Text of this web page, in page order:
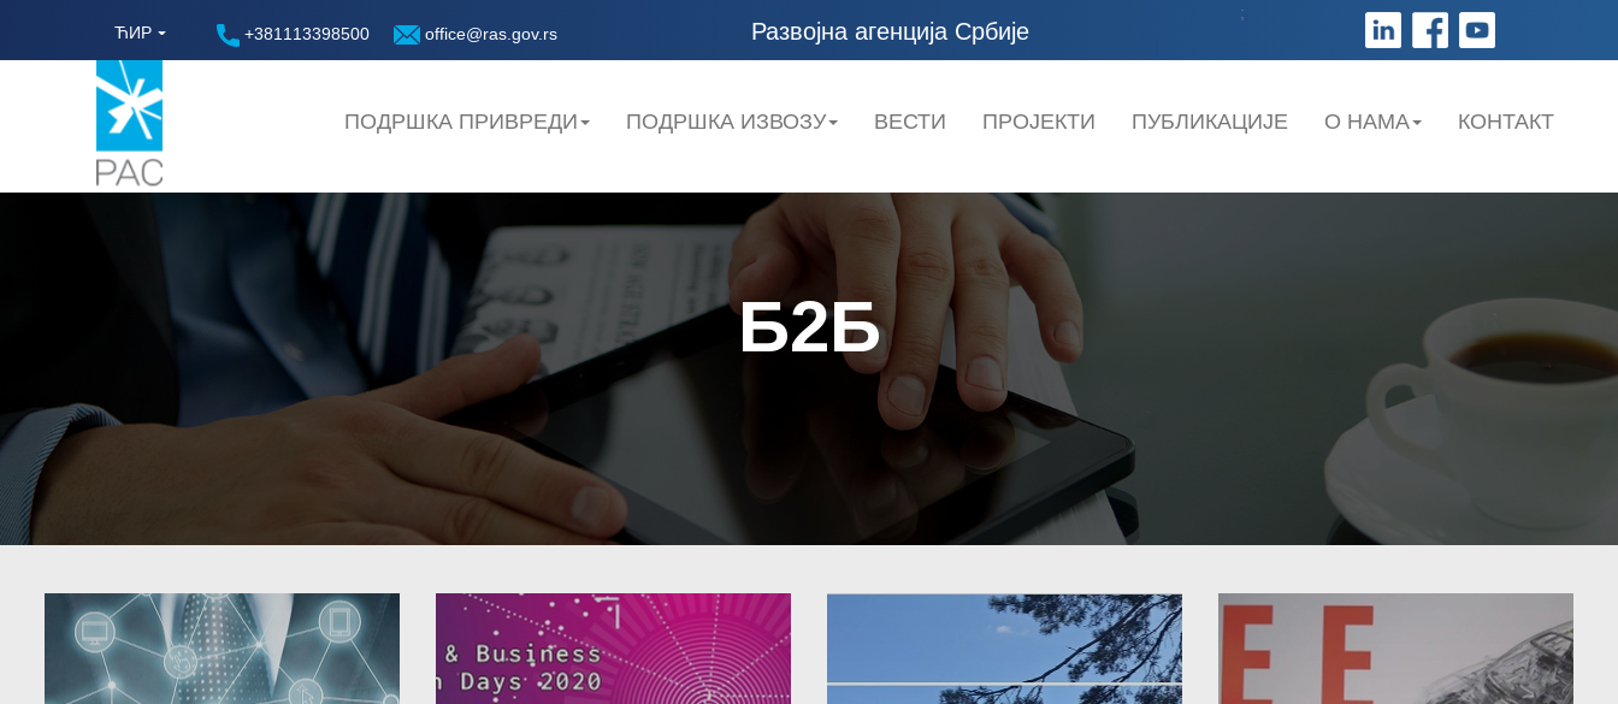
ЋИР +381113398500 office@ras.gov.rs Развојна агенција Србије
;
ПОДРШКА ПРИВРЕДИ ПОДРШКА ИЗВОЗУ ВЕСТИ ПРОЈЕКТИ ПУБЛИКАЦИЈЕ О НАМА КОНТАКТ
Б2Б